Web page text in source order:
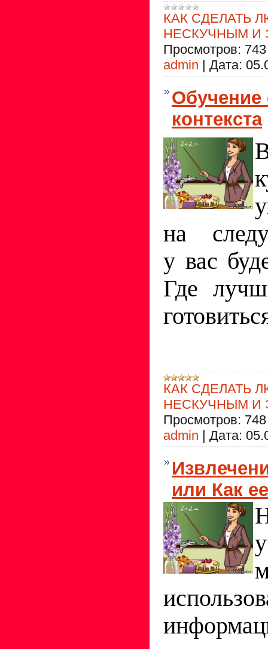
КАК СДЕЛАТЬ
НЕСКУЧНЫМ И
Просмотров: 743
admin | Дата:
Обучение
контекста
на
у вас
Где
КАК СДЕЛАТЬ
НЕСКУЧНЫМ И
Просмотров: 748
admin | Дата:
или Как